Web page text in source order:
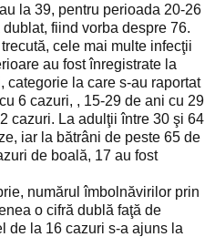
la 39, pentru perioada 20-26
fiind vorba despre 76.
cele mai multe infecţii
au fost înregistrate la
categorie la care s-au raportat
6 cazuri, , 15-29 de ani cu 29
cazuri. La adulţii între 30 şi 64
iar la bătrâni de peste 65 de
de boală, 17 au fost
numărul îmbolnăvirilor prin
o cifră dublă faţă de
de la 16 cazuri s-a ajuns la